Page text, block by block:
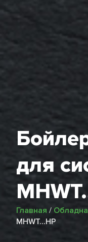
для
Главная /
MHWT...HP